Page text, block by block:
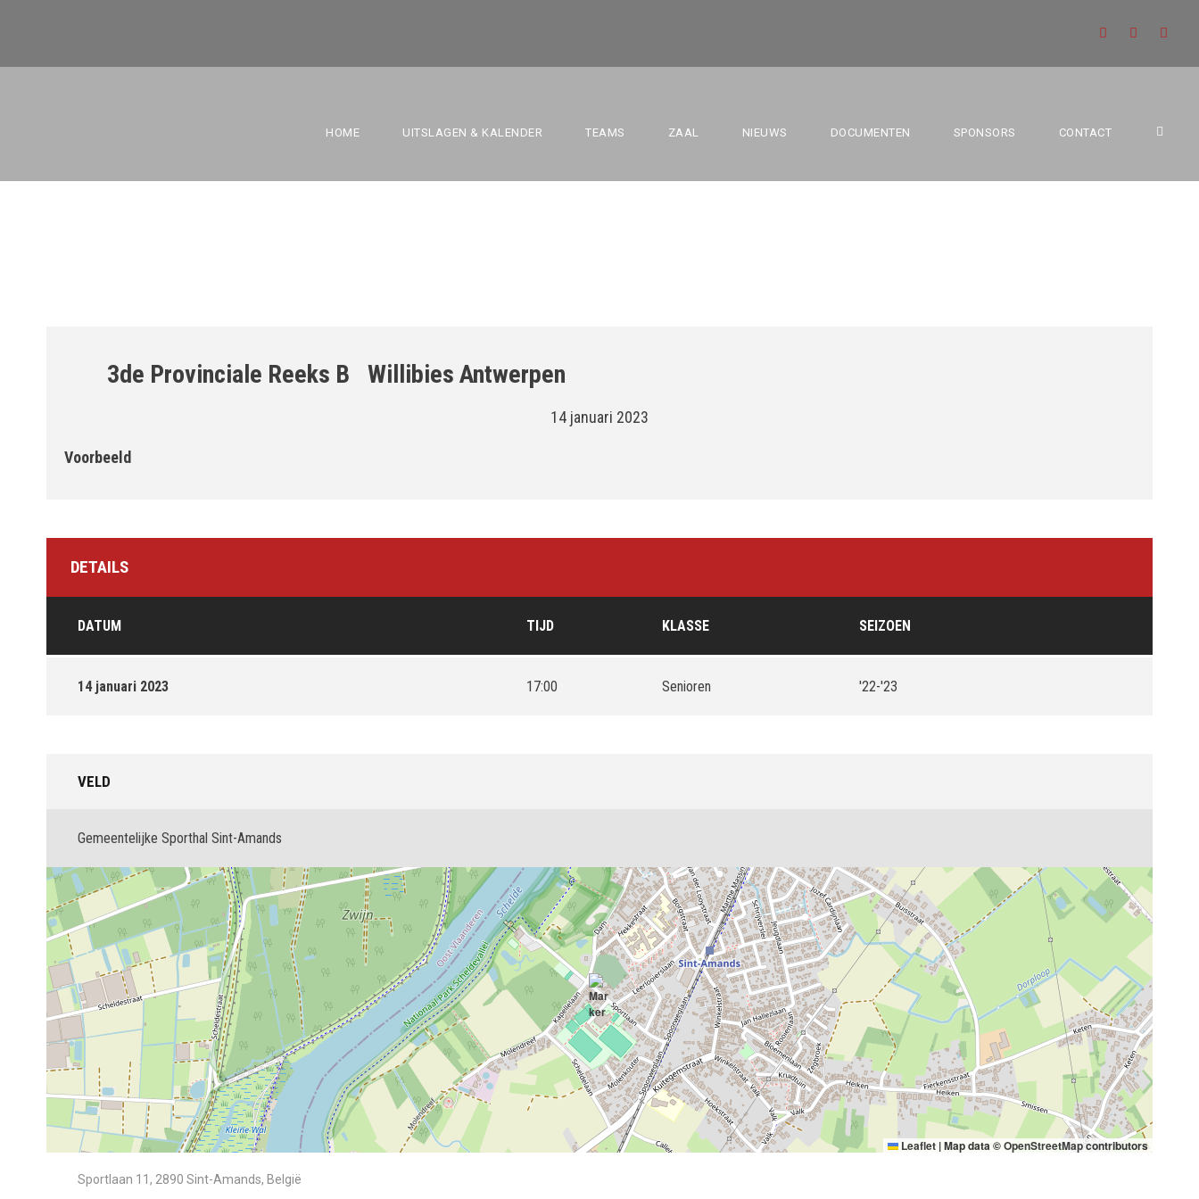
HOME UITSLAGEN & KALENDER TEAMS ZAAL NIEUWS DOCUMENTEN SPONSORS CONTACT
BBC SAM 4E PROV. VS. WILLIBIES ANTWERPEN
3de Provinciale Reeks B Willibies Antwerpen
14 januari 2023
Voorbeeld
DETAILS
DATUM TIJD KLASSE SEIZOEN
14 januari 2023 17:00 Senioren '22-'23
VELD
Gemeentelijke Sporthal Sint-Amands
Leaflet |Map data ©OpenStreetMapcontributors
Sportlaan 11, 2890 Sint-Amands, België